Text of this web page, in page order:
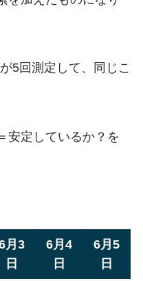
5回測定して、同じこ
安定しているか？を
月3
日
6月4
日
6月5
日